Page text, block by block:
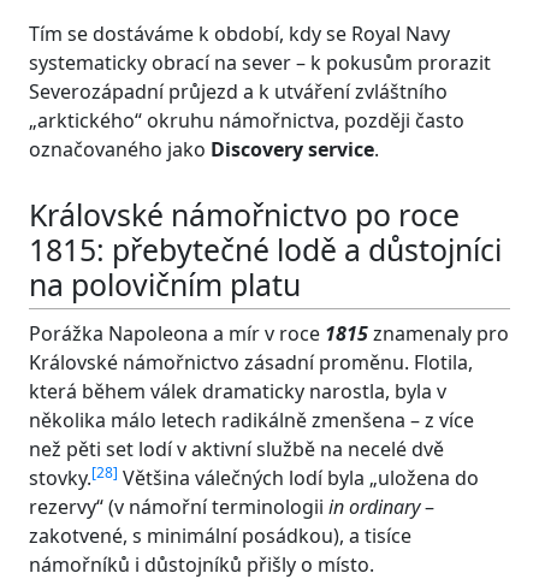
Tím se dostáváme k období, kdy se Royal Navy
systematicky obrací na sever – k pokusům prorazit
Severozápadní průjezd a k utváření zvláštního
„arktického“ okruhu námořnictva, později často
označovaného jako Discovery service.
Královské námořnictvo po roce
1815: přebytečné lodě a důstojníci
na polovičním platu
Porážka Napoleona a mír v roce 1815znamenaly pro
Královské námořnictvo zásadní proměnu. Flotila,
která během válek dramaticky narostla, byla v
několika málo letech radikálně zmenšena – z více
než pěti set lodí v aktivní službě na necelé dvě
stovky.[28] Většina válečných lodí byla „uložena do
rezervy“ (v námořní terminologii in ordinary–
zakotvené, s minimální posádkou), a tisíce
námořníků i důstojníků přišly o místo.